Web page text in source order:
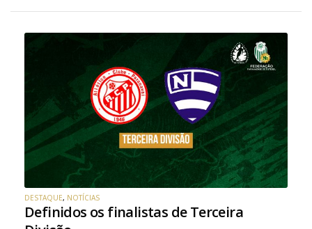
DESTAQUE, NOTÍCIAS
Definidos os finalistas de Terceira